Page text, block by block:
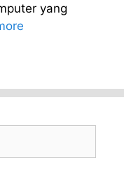
yang